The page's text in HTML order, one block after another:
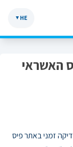
HE
▼
האשראי
זמני באתר פיס